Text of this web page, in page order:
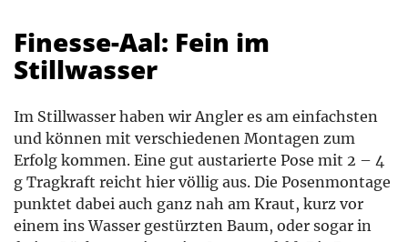
Finesse-Aal: Fein im
Stillwasser
Im Stillwasser haben wir Angler es am einfachsten
und können mit verschiedenen Montagen zum
Erfolg kommen. Eine gut austarierte Pose mit 2 – 4
g Tragkraft reicht hier völlig aus. Die Posenmontage
punktet dabei auch ganz nah am Kraut, kurz vor
einem ins Wasser gestürzten Baum, oder sogar in